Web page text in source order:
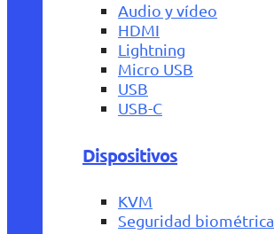
Audio y vídeo
HDMI
Lightning
Micro USB
USB
USB-C
Dispositivos
KVM
Seguridad biométrica